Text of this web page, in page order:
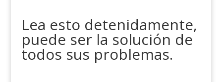
Lea esto detenidamente,
puede ser la solución de
todos sus problemas.